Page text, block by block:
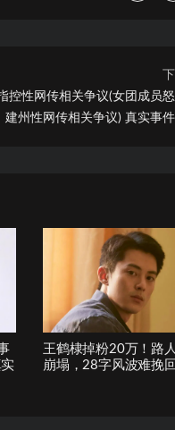
控性网传相关争议(女团成员
建州性网传相关争议) 真实事
王鹤棣掉粉20万！路
崩塌，28字风波难挽回